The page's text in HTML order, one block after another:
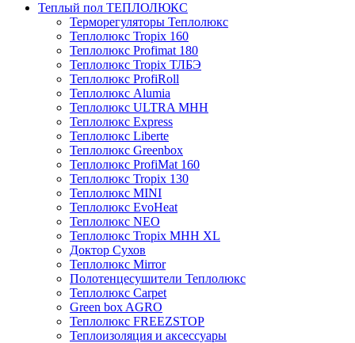
Теплый пол ТЕПЛОЛЮКС
Терморегуляторы Теплолюкс
Теплолюкс Tropix 160
Теплолюкс Profimat 180
Теплолюкс Tropix ТЛБЭ
Теплолюкс ProfiRoll
Теплолюкс Alumia
Теплолюкс ULTRA МНН
Теплолюкс Express
Теплолюкс Liberte
Теплолюкс Greenbox
Теплолюкс ProfiMat 160
Теплолюкс Tropix 130
Теплолюкс MINI
Теплолюкс EvoHeat
Теплолюкс NEO
Теплолюкс Tropix МНН XL
Доктор Сухов
Теплолюкс Mirror
Полотенцесушители Теплолюкс
Теплолюкс Carpet
Green box AGRO
Теплолюкс FREEZSTOP
Теплоизоляция и аксессуары